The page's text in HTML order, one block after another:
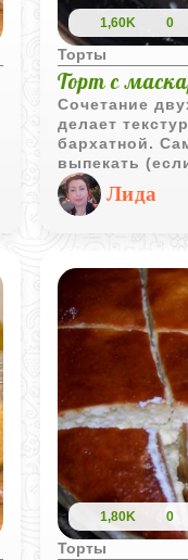
1,60K 0
Торты
Торт с
Сочетание
делает
бархатной.
выпекать
выглядит он
кондитерской.
яркий акцент,
приторным.
чтобы каждый
Лида
1,80K 0
Торты